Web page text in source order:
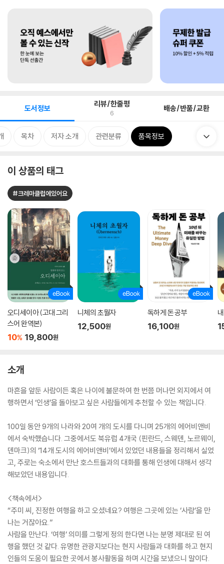
도서정보 리뷰/한줄평
6 배송/반품/교환
목차 저자 소개 관련분류 품목정보
이 상품의 태그
#크레마클럽에있어요
오디세이아 (고대 그리
스어 완역본)
10% 19,800원
니체의 초월자
12,500원
독하게 돈 공부
16,100원
소개
마흔을 앞둔 사람이든 혹은 나이에 불문하여 한 번쯤 머나먼 외지에서 여
행하면서 ‘인생’을 돌아보고 싶은 사람들에게 추천할 수 있는 책입니다.
100일 동안 9개의 나라와 20여 개의 도시를 다니며 25개의 에어비앤비
에서 숙박했습니다. 그중에서도 북유럽 4개국 (핀란드, 스웨덴, 노르웨이,
덴마크)의 ‘14개 도시의 에어비앤비’에서 있었던 내용들을 정리해서 실었
고, 주로는 숙소에서 만난 호스트들과의 대화를 통해 인생에 대해서 생각
해보았던 내용입니다.
<책속에서>
“주미 씨, 진정한 여행을 하고 오셨네요? 여행은 그곳에 있는 ‘사람’을 만
나는 거잖아요.”
사람을 만난다. ‘여행’ 의미를 그렇게 정의 한다면 나는 분명 제대로 된 여
행을 했던 것 같다. 유명한 관광지보다는 현지 사람들과 대화를 하고 현지
인들의 도움이 필요한 곳에서 봉사활동을 하며 시간을 보냈으니 말이다.